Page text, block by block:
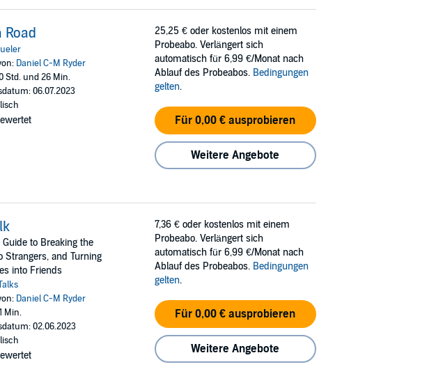
Road
Daniel C-M Ryder
Std. und 26 Min.
06.07.2023
25,25 € oder kostenlos mit einem
Probeabo. Verlängert sich
automatisch für 6,99 €/Monat nach
Ablauf des Probeabos. Bedingungen
gelten.
Für 0,00 € ausprobieren
Weitere Angebote
Guide to Breaking the
Strangers, and Turning
into Friends
Daniel C-M Ryder
Min.
02.06.2023
7,36 € oder kostenlos mit einem
Probeabo. Verlängert sich
automatisch für 6,99 €/Monat nach
Ablauf des Probeabos. Bedingungen
gelten.
Für 0,00 € ausprobieren
Weitere Angebote